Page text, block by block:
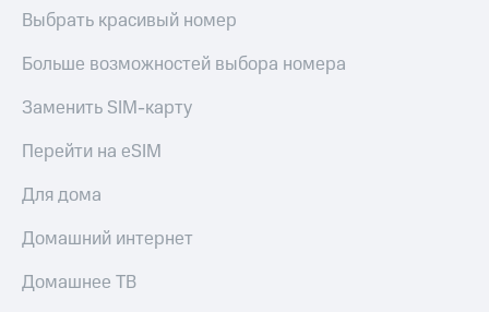
Выбрать красивый номер
Больше возможностей выбора номера
Заменить SIM-карту
Перейти на eSIM
Для дома
Домашний интернет
Домашнее ТВ